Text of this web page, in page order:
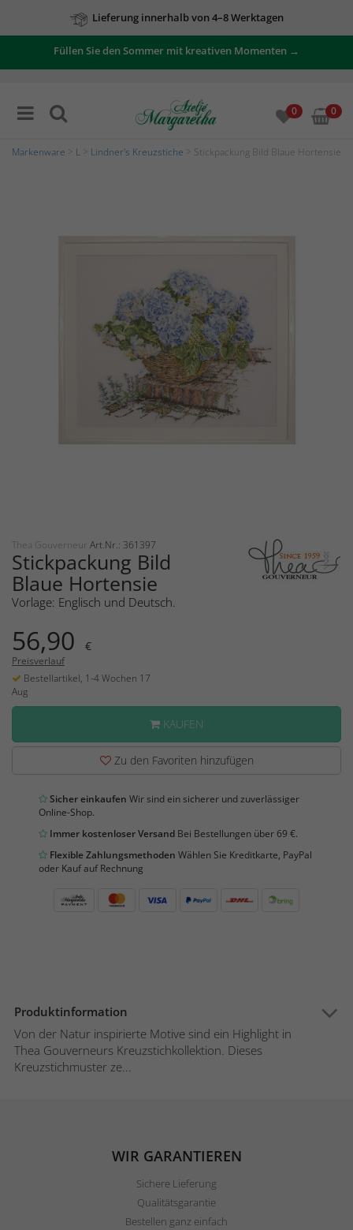
Lieferung innerhalb von 4–8 Werktagen
Füllen Sie den Sommer mit kreativen Momenten →
0 0
Markenware L Lindner's Kreuzstiche > Stickpackung Bild Blaue Hortensie
Thea Gouverneur Art.Nr.: 361397
Stickpackung Bild
Blaue Hortensie
Vorlage: Englisch und Deutsch.
56,90 €
Preisverlauf
Bestellartikel, 1-4 Wochen 17
Aug
KAUFEN
Zu den Favoriten hinzufügen
Sicher einkaufen Wir sind ein sicherer und zuverlässiger
Online-Shop.
Immer kostenloser Versand Bei Bestellungen über 69 €.
Flexible Zahlungsmethoden Wählen Sie Kreditkarte, PayPal
oder Kauf auf Rechnung
Produktinformation
Von der Natur inspirierte Motive sind ein Highlight in
Thea Gouverneurs Kreuzstichkollektion. Dieses
Kreuzstichmuster ze...
WIR GARANTIEREN
Sichere Lieferung
Qualitätsgarantie
Bestellen ganz einfach